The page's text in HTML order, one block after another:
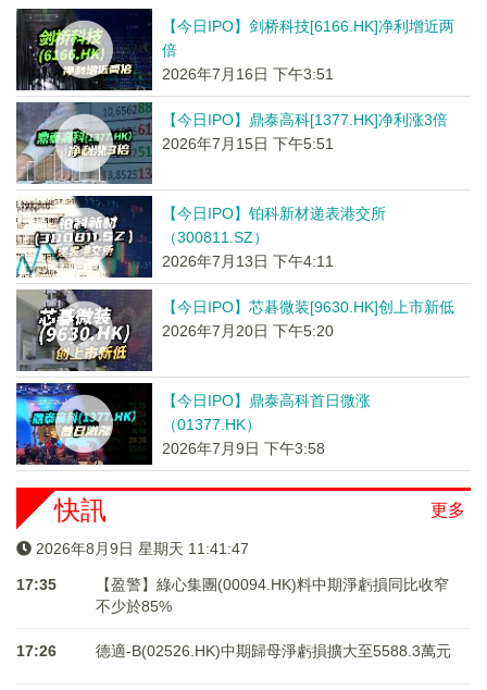
【今日IPO】剑桥科技[6166.HK]净利增近两
倍
2026年7月16日 下午3:51
【今日IPO】鼎泰高科[1377.HK]净利涨3倍
2026年7月15日 下午5:51
【今日IPO】铂科新材递表港交所
（300811.SZ）
2026年7月13日 下午4:11
【今日IPO】芯碁微装[9630.HK]创上市新低
2026年7月20日 下午5:20
【今日IPO】鼎泰高科首日微涨
（01377.HK）
2026年7月9日 下午3:58
更多
快訊
2026年8月9日 星期天 11:41:48
17:35
【盈警】綠心集團(00094.HK)料中期淨虧損同比收窄
不少於85%
17:26 德適-B(02526.HK)中期歸母淨虧損擴大至5588.3萬元